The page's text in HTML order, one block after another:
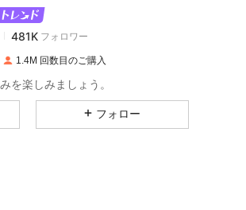
481Kフォロワー
入しました
1.4M 回数目のご購入
を楽しみましょう。
フォロー